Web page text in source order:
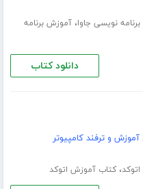
نویسی جاوا،آموزش برنامه
دانلود کتاب
و ترفند کامپیوتر
،کتاب آموزش اتوکد